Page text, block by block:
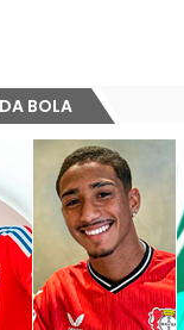
BOLA